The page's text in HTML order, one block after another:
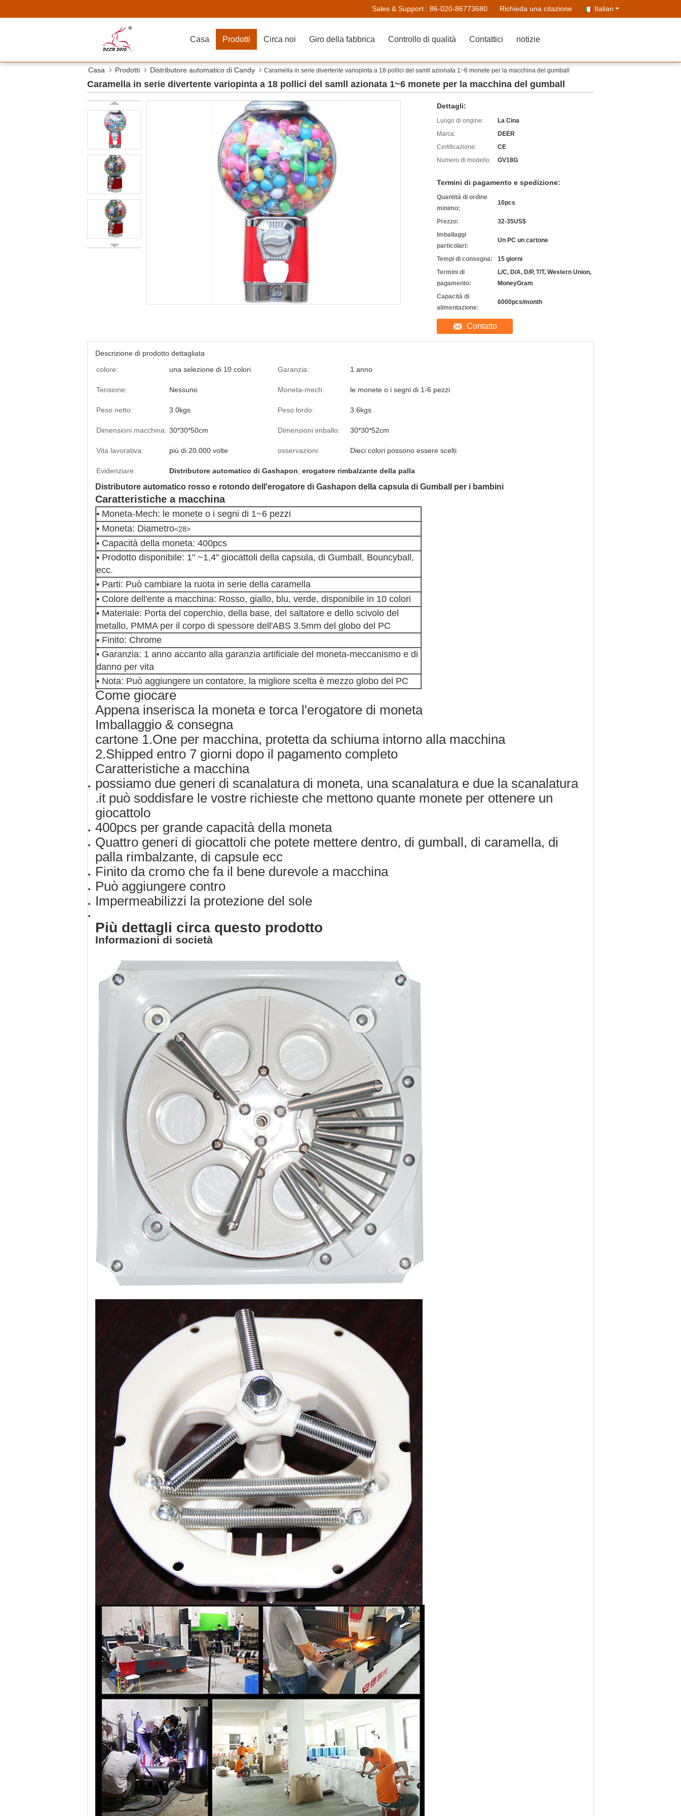
Sales & Support : 86-020-86773680 Richieda una citazione Italian
Casa Prodotti Circa noi Giro della fabbrica Controllo di qualità Contattici notizie
Casa Prodotti Distributore automatico di Candy Caramella in serie divertente variopinta a 18 pollici del samll azionata 1~6 monete per la macchina del gumball
Caramella in serie divertente variopinta a 18 pollici del samll azionata 1~6 monete per la macchina del gumball
Dettagli:
Luogo di origine:
La Cina
Marca:
DEER
Certificazione:
CE
Numero di modello:
GV18G
Termini di pagamento e spedizione:
Quantità di ordine
minimo:
10pcs
Prezzo:
32-35US$
Imballaggi
particolari:
Un PC un cartone
Tempi di consegna:
15 giorni
Termini di
pagamento:
L/C, D/A, D/P, T/T, Western Union,
MoneyGram
Capacità di
alimentazione:
6000pcs/month
Contatto
Descrizione di prodotto dettagliata
colore:
una selezione di 10 colori Garanzia: 1 anno
Tensione: Nessuno Moneta-mech: le monete o i segni di 1-6 pezzi
Peso netto: 3.0kgs Peso lordo: 3.6kgs
Dimensioni macchina: 30*30*50cm Dimensioni imballo: 30*30*52cm
Vita lavorativa: più di 20.000 volte osservazioni: Dieci colori possono essere scelti
Evidenziare: Distributore automatico di Gashapon erogatore rimbalzante della palla
Distributore automatico rosso e rotondo dell'erogatore di Gashapon della capsula di Gumball per i bambini
Caratteristiche a macchina
• Moneta-Mech: le monete o i segni di 1~6 pezzi
• Moneta: Diametro<28>
• Capacità della moneta: 400pcs
• Prodotto disponibile: 1" ~1,4" giocattoli della capsula, di Gumball, Bouncyball,
ecc.
• Parti: Può cambiare la ruota in serie della caramella
• Colore dell'ente a macchina: Rosso, giallo, blu, verde, disponibile in 10 colori
• Materiale: Porta del coperchio, della base, del saltatore e dello scivolo del
metallo, PMMA per il corpo di spessore dell'ABS 3.5mm del globo del PC
• Finito: Chrome
• Garanzia: 1 anno accanto alla garanzia artificiale del moneta-meccanismo e di
danno per vita
• Nota: Può aggiungere un contatore, la migliore scelta è mezzo globo del PC
Come giocare
Appena inserisca la moneta e torca l'erogatore di moneta
Imballaggio & consegna
cartone 1.One per macchina, protetta da schiuma intorno alla macchina
2.Shipped entro 7 giorni dopo il pagamento completo
Caratteristiche a macchina
possiamo due generi di scanalatura di moneta, una scanalatura e due la scanalatura
.it può soddisfare le vostre richieste che mettono quante monete per ottenere un
giocattolo
400pcs per grande capacità della moneta
Quattro generi di giocattoli che potete mettere dentro, di gumball, di caramella, di
palla rimbalzante, di capsule ecc
Finito da cromo che fa il bene durevole a macchina
Può aggiungere contro
Impermeabilizzi la protezione del sole
Più dettagli circa questo prodotto
Informazioni di società